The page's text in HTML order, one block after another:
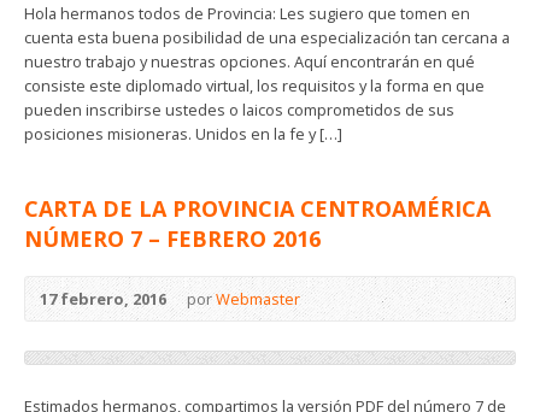
Hola hermanos todos de Provincia: Les sugiero que tomen en
cuenta esta buena posibilidad de una especialización tan cercana a
nuestro trabajo y nuestras opciones. Aquí encontrarán en qué
consiste este diplomado virtual, los requisitos y la forma en que
pueden inscribirse ustedes o laicos comprometidos de sus
posiciones misioneras. Unidos en la fe y […]
CARTA DE LA PROVINCIA CENTROAMÉRICA
NÚMERO 7 – FEBRERO 2016
17 febrero, 2016 porWebmaster
Estimados hermanos, compartimos la versión PDF del número 7 de